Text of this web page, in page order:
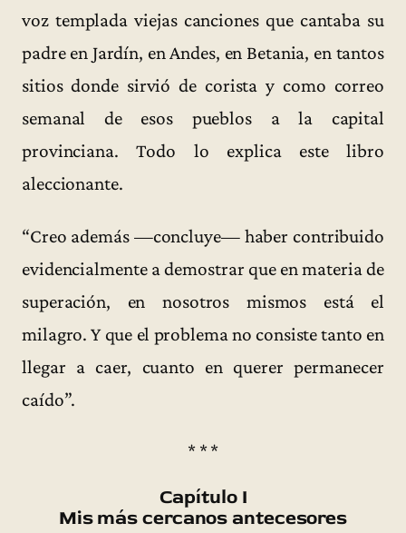
voz templada viejas canciones que cantaba su
padre en Jardín, en Andes, en Betania, en tantos
sitios donde sirvió de corista y como correo
semanal de esos pueblos a la capital
provinciana. Todo lo explica este libro
aleccionante.
“Creo además —concluye— haber contribuido
evidencialmente a demostrar que en materia de
superación, en nosotros mismos está el
milagro. Y que el problema no consiste tanto en
llegar a caer, cuanto en querer permanecer
caído”.
* * *
Capítulo I
Mis más cercanos antecesores